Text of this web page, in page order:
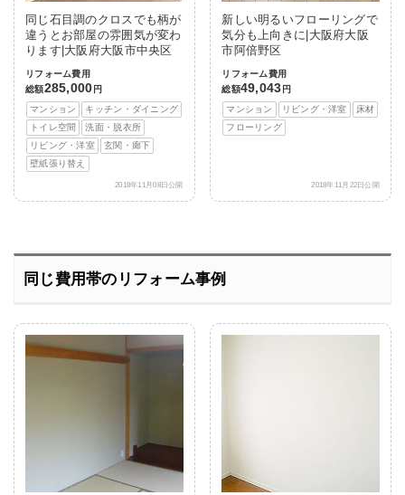
同じ石目調のクロスでも柄が
違うとお部屋の雰囲気が変わ
ります|大阪府大阪市中央区
リフォーム費用
総額285,000 円
マンション
キッチン・ダイニング
トイレ空間
洗面・脱衣所
リビング・洋室
玄関・廊下
壁紙張り替え
2018年11月08日公開
新しい明るいフローリングで
気分も上向きに|大阪府大阪
市阿倍野区
リフォーム費用
総額49,043 円
マンション
リビング・洋室
床材
フローリング
2018年11月22日公開
同じ費用帯のリフォーム事例